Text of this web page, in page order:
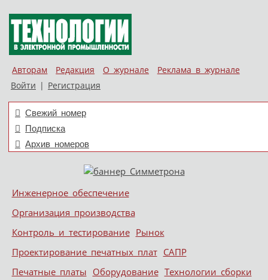
Авторам Редакция О журнале
Реклама в журнале
Войти | Регистрация
Свежий номер
Подписка
Архив номеров
Меню
Skip to content
Инженерное обеспечение
Организация производства
Контроль и тестирование Рынок
Проектирование печатных плат САПР
Печатные платы Оборудование Технологии сборки